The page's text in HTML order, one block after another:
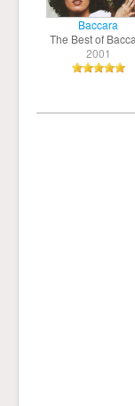
Baccara
The Best of
2001